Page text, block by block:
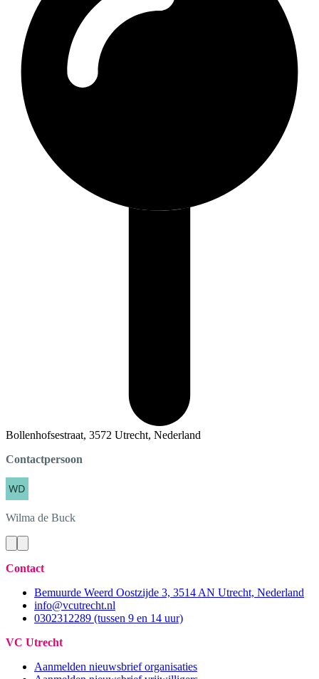
Bollenhofsestraat, 3572 Utrecht, Nederland
Contactpersoon
Wilma de Buck
Contact
Bemuurde Weerd Oostzijde 3, 3514 AN Utrecht, Nederland
info@vcutrecht.nl
0302312289 (tussen 9 en 14 uur)
VC Utrecht
Aanmelden nieuwsbrief organisaties